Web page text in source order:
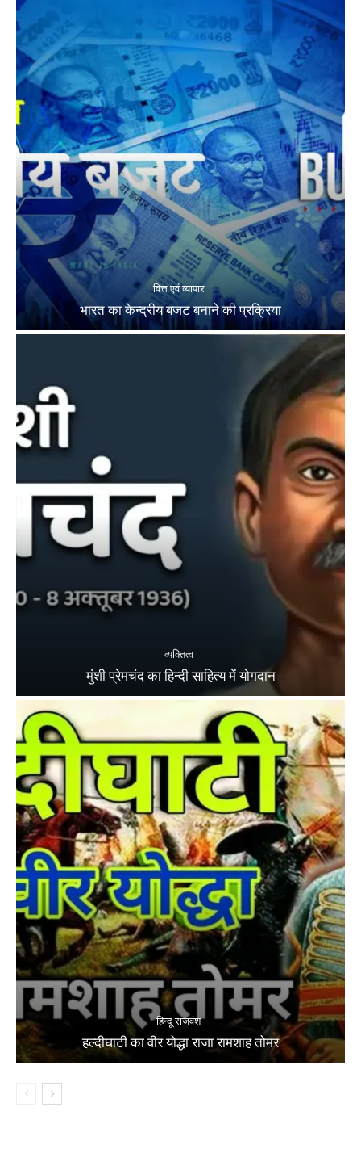
वित्त एवं व्यापार
भारत का केन्द्रीय बजट बनाने की प्रक्रिया
व्यक्तित्व
मुंशी प्रेमचंद का हिन्दी साहित्य में योगदान
हिन्दू राजवंश
हल्दीघाटी का वीर योद्धा राजा रामशाह तोमर